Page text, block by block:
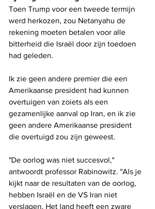
Toen Trump voor een tweede termijn
werd herkozen, zou Netanyahu de
rekening moeten betalen voor alle
bitterheid die Israël door zijn toedoen
had geleden.
Ik zie geen andere premier die een
Amerikaanse president had kunnen
overtuigen van zoiets als een
gezamenlijke aanval op Iran, en ik zie
geen andere Amerikaanse president
die overtuigd zou zijn geweest.
"De oorlog was niet succesvol,"
antwoordt professor Rabinowitz. "Als je
kijkt naar de resultaten van de oorlog,
hebben Israël en de VS Iran niet
verslagen. Het land heeft een zware